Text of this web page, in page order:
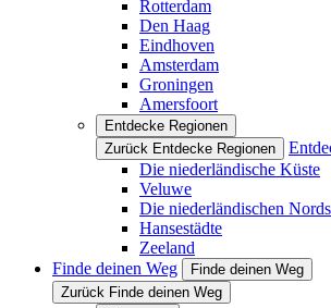
Rotterdam
Den Haag
Eindhoven
Amsterdam
Groningen
Amersfoort
Entdecke Regionen
Zurück Entdecke Regionen
Die niederländische Küste
Veluwe
Die niederländischen
Hansestädte
Zeeland
Finde deinen Weg
Finde deinen Weg
Zurück Finde deinen Weg